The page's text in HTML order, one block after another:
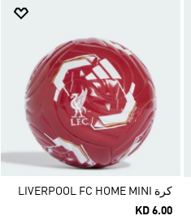
كرة LIVERPOOL FC HOME MINI
KD 6.00